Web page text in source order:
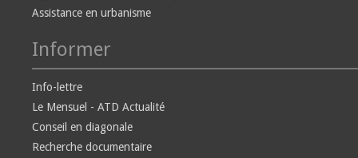
Assistance en urbanisme
Informer
Info-lettre
Le Mensuel - ATD Actualité
Conseil en diagonale
Recherche documentaire